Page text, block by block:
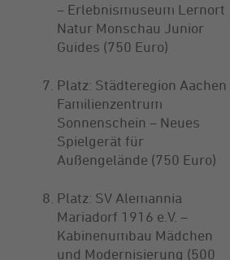
– Erlebnismuseum Lernort
Natur Monschau Junior
Guides (750 Euro)
Platz: Städteregion Aachen
Familienzentrum
Sonnenschein – Neues
Spielgerät für
Außengelände (750 Euro)
Platz: SV Alemannia
Mariadorf 1916 e.V. –
Kabinenumbau Mädchen
und Modernisierung (500